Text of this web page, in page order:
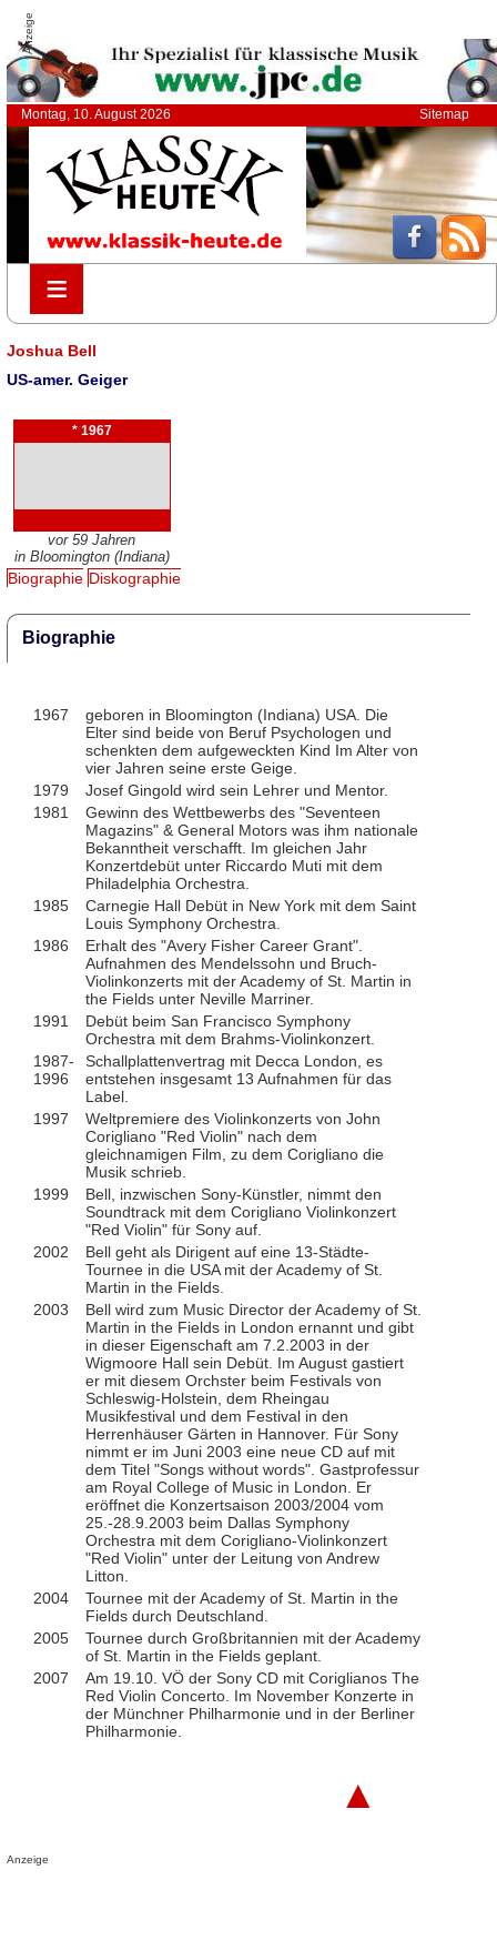
Anzeige
Montag, 10. August 2026 Sitemap
≡
≡
Joshua Bell
US-amer. Geiger
* 1967
vor 59 Jahren
in Bloomington (Indiana)
Biographie Diskographie
Biographie
1967
geboren in Bloomington (Indiana) USA. Die
Elter sind beide von Beruf Psychologen und
schenkten dem aufgeweckten Kind Im Alter von
vier Jahren seine erste Geige.
1979
Josef Gingold wird sein Lehrer und Mentor.
1981
Gewinn des Wettbewerbs des "Seventeen
Magazins" & General Motors was ihm nationale
Bekanntheit verschafft. Im gleichen Jahr
Konzertdebüt unter Riccardo Muti mit dem
Philadelphia Orchestra.
1985
Carnegie Hall Debüt in New York mit dem Saint
Louis Symphony Orchestra.
1986
Erhalt des "Avery Fisher Career Grant".
Aufnahmen des Mendelssohn und Bruch-
Violinkonzerts mit der Academy of St. Martin in
the Fields unter Neville Marriner.
1991
Debüt beim San Francisco Symphony
Orchestra mit dem Brahms-Violinkonzert.
1987-
1996
Schallplattenvertrag mit Decca London, es
entstehen insgesamt 13 Aufnahmen für das
Label.
1997
Weltpremiere des Violinkonzerts von John
Corigliano "Red Violin" nach dem
gleichnamigen Film, zu dem Corigliano die
Musik schrieb.
1999
Bell, inzwischen Sony-Künstler, nimmt den
Soundtrack mit dem Corigliano Violinkonzert
"Red Violin" für Sony auf.
2002
Bell geht als Dirigent auf eine 13-Städte-
Tournee in die USA mit der Academy of St.
Martin in the Fields.
2003
Bell wird zum Music Director der Academy of St.
Martin in the Fields in London ernannt und gibt
in dieser Eigenschaft am 7.2.2003 in der
Wigmoore Hall sein Debüt. Im August gastiert
er mit diesem Orchster beim Festivals von
Schleswig-Holstein, dem Rheingau
Musikfestival und dem Festival in den
Herrenhäuser Gärten in Hannover. Für Sony
nimmt er im Juni 2003 eine neue CD auf mit
dem Titel "Songs without words". Gastprofessur
am Royal College of Music in London. Er
eröffnet die Konzertsaison 2003/2004 vom
25.-28.9.2003 beim Dallas Symphony
Orchestra mit dem Corigliano-Violinkonzert
"Red Violin" unter der Leitung von Andrew
Litton.
2004
Tournee mit der Academy of St. Martin in the
Fields durch Deutschland.
2005
Tournee durch Großbritannien mit der Academy
of St. Martin in the Fields geplant.
2007
Am 19.10. VÖ der Sony CD mit Coriglianos The
Red Violin Concerto. Im November Konzerte in
der Münchner Philharmonie und in der Berliner
Philharmonie.
▲
Anzeige